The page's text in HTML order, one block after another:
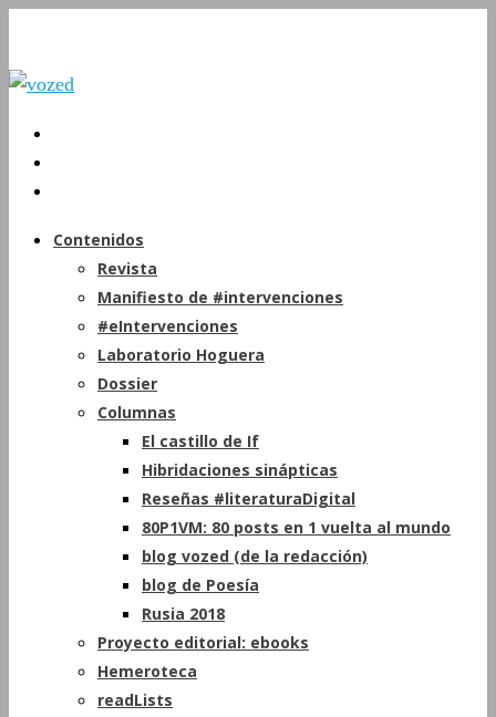
Contenidos
Revista
Manifiesto de #intervenciones
#eIntervenciones
Laboratorio Hoguera
Dossier
Columnas
El castillo de If
Hibridaciones sinápticas
Reseñas #literaturaDigital
80P1VM: 80 posts en 1 vuelta al mundo
blog vozed (de la redacción)
blog de Poesía
Rusia 2018
Proyecto editorial: ebooks
Hemeroteca
readLists